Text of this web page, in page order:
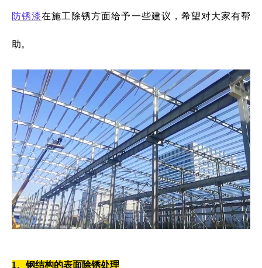
防锈漆在施工除锈方面给予一些建议，希望对大家有帮
助。
1、钢结构的表面除锈处理